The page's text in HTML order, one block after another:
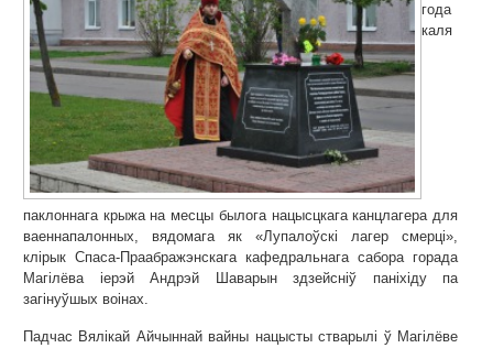
года
каля
паклоннага крыжа на месцы былога нацысцкага канцлагера для
ваеннапалонных, вядомага як «Лупалоўскі лагер смерці»,
клірык Спаса-Праабражэнскага кафедральнага сабора горада
Магілёва іерэй Андрэй Шаварын здзейсніў паніхіду па
загінуўшых воінах.
Падчас Вялікай Айчыннай вайны нацысты стварылі ў Магілёве